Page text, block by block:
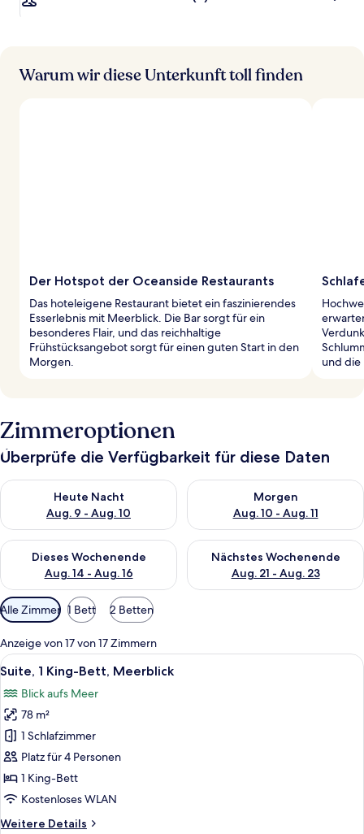
Warum wir diese Unterkunft toll finden
Der Hotspot der Oceanside Restaurants
Das hoteleigene Restaurant bietet ein faszinierendes
Esserlebnis mit Meerblick. Die Bar sorgt für ein
besonderes Flair, und das reichhaltige
Frühstücksangebot sorgt für einen guten Start in den
Morgen.
und die
Zimmeroptionen
Überprüfe die Verfügbarkeit für diese Daten
Heute Nacht
Aug. 9 - Aug. 10
Überprüfe die Verfügbarkeit für heute Nacht, Aug. 9 - Aug.
Morgen
Aug. 10 - Aug. 11
Überprüfe die Verfügbarkeit
Dieses Wochenende
Aug. 14 - Aug. 16
Überprüfe die Verfügbarkeit für dieses Wochenende, Aug. 14
Nächstes Wochenende
Aug. 21 - Aug. 23
Überprüfe die Verfügbarkeit
Verfügbare
Filter
für
Zimmer
Alle Zimmer 1 Bett 2 Betten
Anzeige von 17 von 17 Zimmern
Alle
Fotos
für
Suite,
1 King-
Bett,
Meerblick
anzeigen
Ein modernes Wohnzimmer mit
15
Suite, 1 King-Bett, Meerblick
Blick aufs Meer
78 m²
1 Schlafzimmer
Platz für 4 Personen
1 King-Bett
Kostenloses WLAN
Weitere Details
Weitere